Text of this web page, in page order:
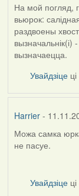
In
reply
to
by
arktous
На мой погляд,
вьюрок:
раздвоены
вызначаецца.
Увайдзіце ці
Harrier-
In
reply
Harrier
Можа самка
не пасуе.
Увайдзіце ці